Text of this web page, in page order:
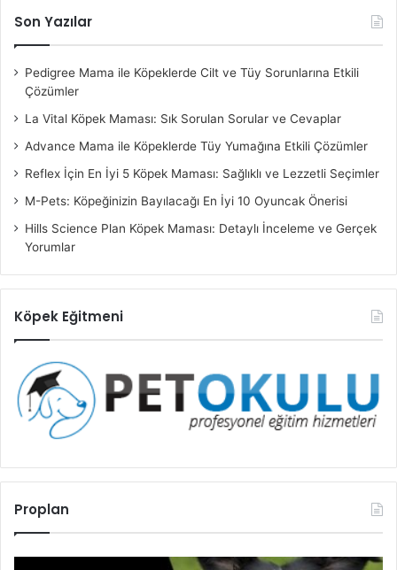
Son Yazılar
Pedigree Mama ile Köpeklerde Cilt ve Tüy Sorunlarına Etkili
Çözümler
La Vital Köpek Maması: Sık Sorulan Sorular ve Cevaplar
Advance Mama ile Köpeklerde Tüy Yumağına Etkili Çözümler
Reflex İçin En İyi 5 Köpek Maması: Sağlıklı ve Lezzetli Seçimler
M-Pets: Köpeğinizin Bayılacağı En İyi 10 Oyuncak Önerisi
Hills Science Plan Köpek Maması: Detaylı İnceleme ve Gerçek
Yorumlar
Köpek Eğitmeni
Proplan